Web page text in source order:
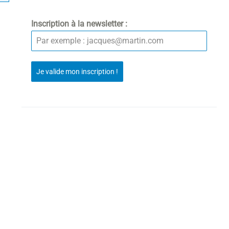
Inscription à la newsletter :
Je valide mon inscription !